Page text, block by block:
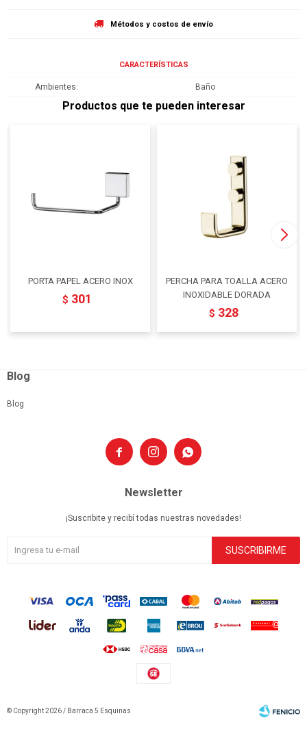
Métodos y costos de envío
CARACTERÍSTICAS
Ambientes Baño
Productos que te pueden interesar
PORTA PAPEL ACERO INOX
$ 301
PERCHA PARA TOALLA ACERO
INOXIDABLE DORADA
$ 328
  
Blog
Blog
Newsletter
¡Suscribite y recibí todas nuestras novedades!
SUSCRIBIRME
© Copyright 2026 / Barraca 5 Esquinas